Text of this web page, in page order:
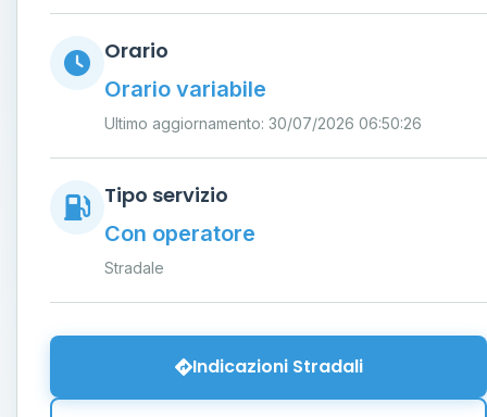
Orario
Orario variabile
Ultimo aggiornamento: 30/07/2026 06:50:26
Tipo servizio
Con operatore
Stradale
Indicazioni Stradali